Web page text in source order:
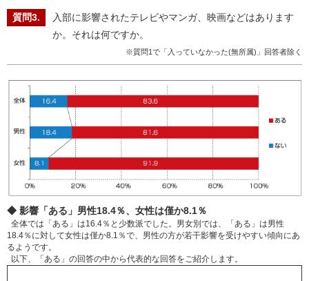
入部に影響されたテレビやマンガ、映画などはあります
か。それは何ですか。
※質問1で「入っていなかった(無所属)」回答者除く
◆ 影響「ある」男性18.4％、女性は僅か8.1％
全体では「ある」は16.4％と少数派でした。男女別では、「ある」は男性
18.4％に対して女性は僅か8.1％で、男性の方が若干影響を受けやすい傾向にあ
るようです。
以下、「ある」の回答の中から代表的な回答をご紹介します。